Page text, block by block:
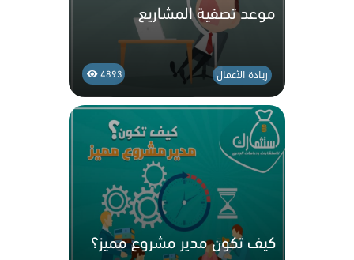
موعد تصفية المشاريع
4893 ريادة الأعمال
كيف تكون مدير مشروع مميز؟